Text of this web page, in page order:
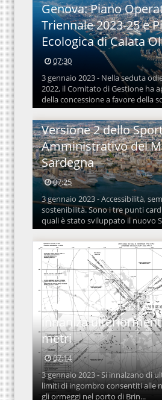
Genova: Piano
Triennale 2023-25 e
Ecologica di Calata
07:30
3 gennaio 2023 - Nella seduta
2022, il Comitato di Gestione ha
della concessione a favore della
Versione 2 dello
Amministrativo del
Sardegna
07:25
3 gennaio 2023 - Accessibilità,
sostenibilità. Sono i tre punti
quali è stato sviluppato il nuovo
Porto di Brindisi:
innanlza
metri
07:14
3 gennaio 2023 - Si innalzano di
limiti di ingombro consentiti alle
gli ormeggi nel porto di Brin...